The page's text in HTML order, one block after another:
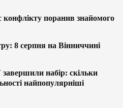
конфлікту поранив знайомого
8 серпня на Вінниччині
набір: скільки
найпопулярніші